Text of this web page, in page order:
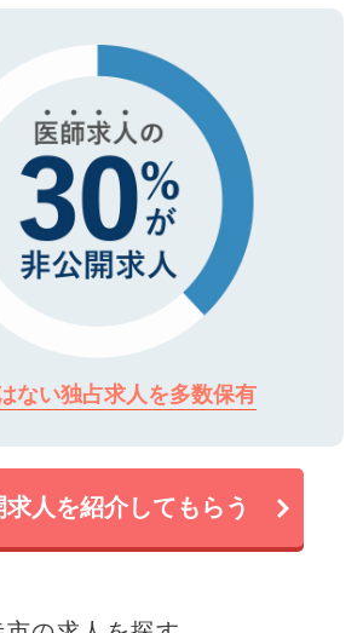
持に関してもご安心ください。
はご登録ください。
ない独占求人を多数保有
人を紹介してもらう